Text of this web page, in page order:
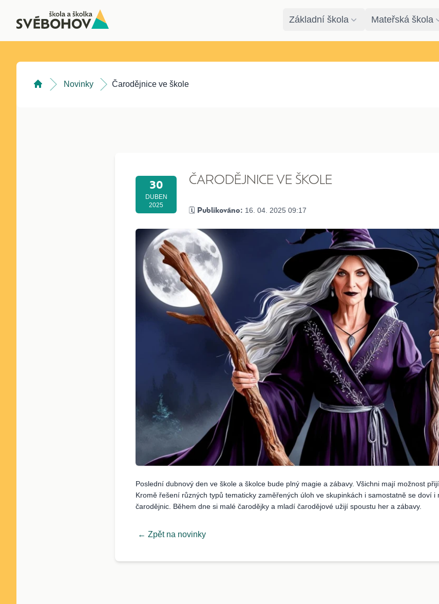
Základní škola Mateřská škola
Novinky Čarodějnice ve škole
30
DUBEN
2025
ČARODĚJNICE VE ŠKOLE
🗓️ Publikováno: 16. 04. 2025 09:17
Poslední dubnový den ve škole a školce bude plný magie a zábavy. Všichni mají možnost
Kromě řešení různých typů tematicky zaměřených úloh ve skupinkách i samostatně se doví
čarodějnic. Během dne si malé čarodějky a mladí čarodějové užijí spoustu her a zábavy.
← Zpět na novinky